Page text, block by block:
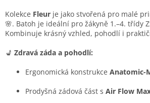
Kolekce Fleur je jako stvořená pro malé
🌸. Batoh je ideální pro žákyně 1.–4. třídy
Kombinuje krásný vzhled, pohodlí i
💺 Zdravá záda a pohodlí:
Ergonomická konstrukce Anatomic-
Prodyšná zádová část s Air Flow